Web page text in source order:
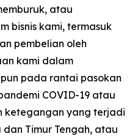
atau
bisnis kami, termasuk
pembelian oleh
kami dalam
pada rantai pasokan
COVID-19 atau
ketegangan yang terjadi
Timur Tengah, atau